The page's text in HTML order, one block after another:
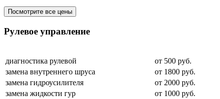
Посмотрите все цены
Рулевое управление
диагностика рулевой
от 500 руб.
замена внутреннего шруса
от 1800 руб.
замена гидроусилителя
от 2000 руб.
замена жидкости гур
от 1000 руб.